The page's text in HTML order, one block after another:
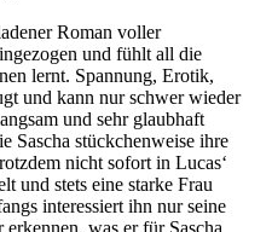
Roman voller
und fühlt all die
lernt. Spannung, Erotik,
und kann nur schwer wieder
und sehr glaubhaft
Sascha stückchenweise ihre
nicht sofort in Lucas‘
und stets eine starke Frau
interessiert ihn nur seine
erkennen, was er für Sascha